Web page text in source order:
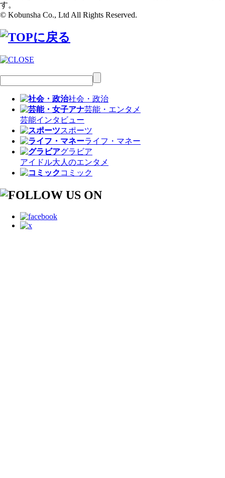
す。
© Kobunsha Co., Ltd All Rights Reserved.
社会・政治
芸能・エンタメ
芸能インタビュー
スポーツ
ライフ・マネー
グラビア
アイドル大人のエンタメ
コミック